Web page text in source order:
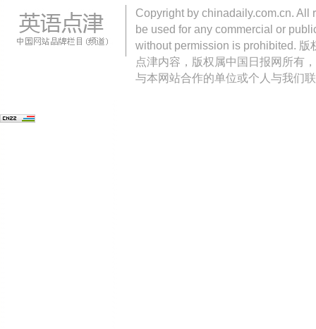
Copyright by chinadaily.com.cn. All
be used for any commercial or
without permission is prohibited.
点津内容，版权属中国日报网所有
与本网站合作的单位或个人与我们